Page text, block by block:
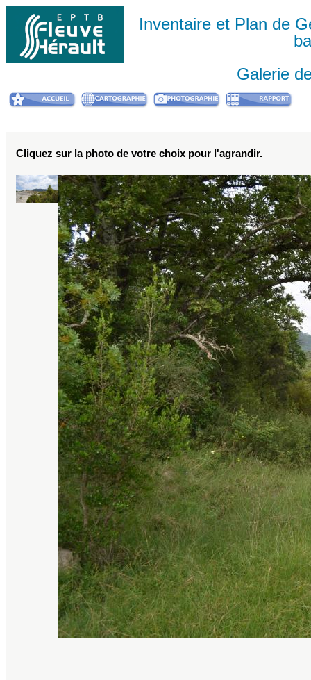
Inventaire et Plan de
Galerie
Cliquez sur la photo de votre choix pour l'agrandir.